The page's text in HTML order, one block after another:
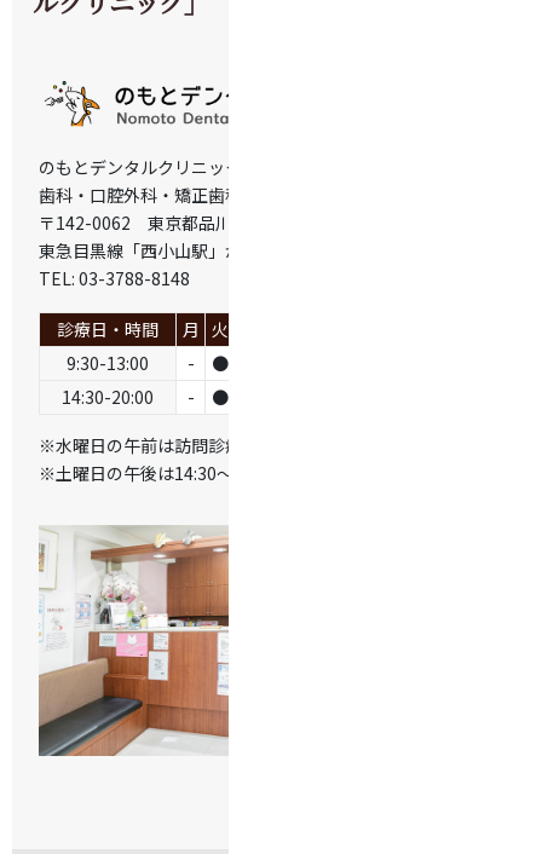
のもとデンタルクリニック
歯科・口腔外科・矯正歯科・小児歯科
〒142-0062 東京都品川区小山5丁目23-9
東急目黒線「西小山駅」から徒歩3分
TEL: 03-3788-8148
診療日・時間 月 火
9:30-13:00
- ●
14:30-20:00
- ●
※水曜日の午前は訪問診療
※土曜日の午後は14:30～18:00